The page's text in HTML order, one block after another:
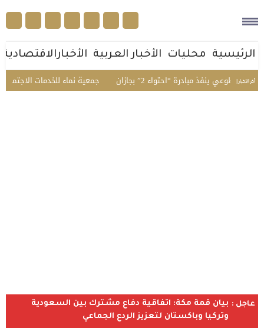
الرئيسية محليات الأخبار العربية الأخبارالاقتصادية
أخر الأخبار | جمعية نماء للخدمات الاجتماعية ينفذ مبادرة “احتواء 2” بجازان
عاجل : بيان قمة مكة: اتفاقية دفاع مشترك بين السعودية
وتركيا وباكستان لتعزيز الردع الجماعي